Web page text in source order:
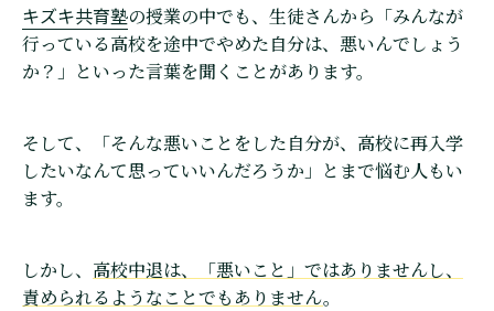
キズキ共育塾の授業の中でも、生徒さんから「みんなが
行っている高校を途中でやめた自分は、悪いんでしょう
か？」といった言葉を聞くことがあります。
そして、「そんな悪いことをした自分が、高校に再入学
したいなんて思っていいんだろうか」とまで悩む人もい
ます。
しかし、 高校中退は、「悪いこと」ではありませんし、
責められるようなことでもありません。